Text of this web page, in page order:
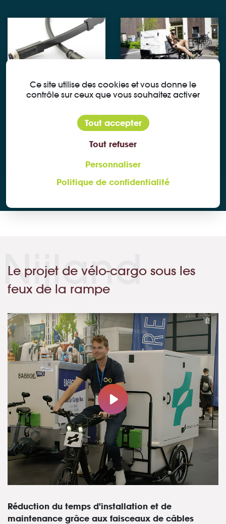
Faisceaux sur
électriques VUF
Connecteurs
pour entrer
dans l'axe du
Le projet de vélo-cargo sous les
feux de la rampe
Nijland
Réduction du temps d'installation et de
maintenance grâce aux faisceaux de câbles
Ce site utilise des cookies et vous donne le
contrôle sur ceux que vous souhaitez activer
Tout accepter
Tout refuser
Personnaliser
Politique de confidentialité